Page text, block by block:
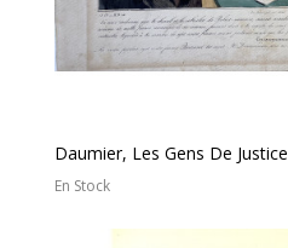
Daumier, Les Gens De Justice
En Stock